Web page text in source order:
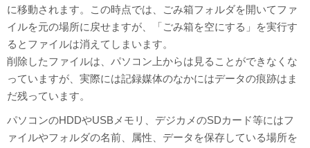
に移動されます。この時点では、ごみ箱フォルダを開いてファ
イルを元の場所に戻せますが、「ごみ箱を空にする」を実行す
るとファイルは消えてしまいます。
削除したファイルは、パソコン上からは見ることができなくな
っていますが、実際には記録媒体のなかにはデータの痕跡はま
だ残っています。
パソコンのHDDやUSBメモリ、デジカメのSDカード等にはフ
ァイルやフォルダの名前、属性、データを保存している場所を